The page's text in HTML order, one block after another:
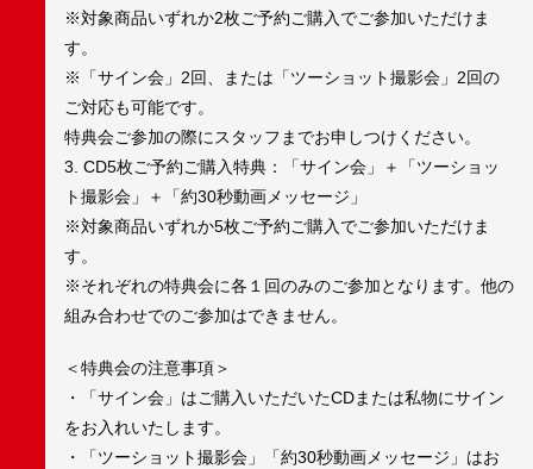
※対象商品いずれか2枚ご予約ご購入でご参加いただけま
す。
※「サイン会」2回、または「ツーショット撮影会」2回の
ご対応も可能です。
特典会ご参加の際にスタッフまでお申しつけください。
3. CD5枚ご予約ご購入特典：「サイン会」＋「ツーショッ
ト撮影会」＋「約30秒動画メッセージ」
※対象商品いずれか5枚ご予約ご購入でご参加いただけま
す。
※それぞれの特典会に各１回のみのご参加となります。他の
組み合わせでのご参加はできません。
＜特典会の注意事項＞
・「サイン会」はご購入いただいたCDまたは私物にサイン
をお入れいたします。
・「ツーショット撮影会」「約30秒動画メッセージ」はお